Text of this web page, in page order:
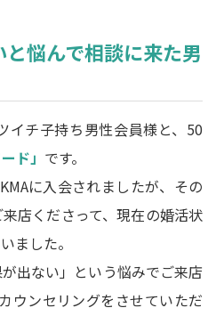
悩んで相談に来た男
イチ子持ち男性会員様と、50
ド」 です。
に入会されましたが、その
店くださって、現在の婚活状
ました。
出ない」という悩みでご来店
ウンセリングをさせていただ